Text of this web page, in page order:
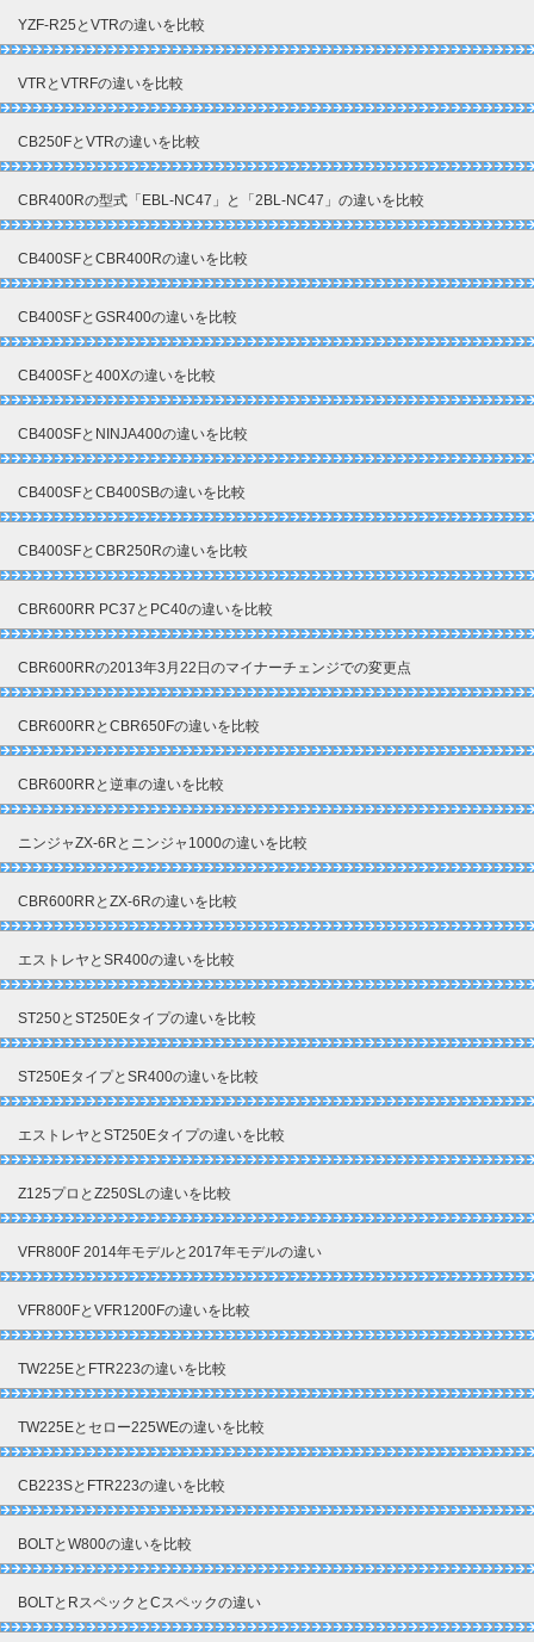
YZF-R25とVTRの違いを比較
VTRとVTRFの違いを比較
CB250FとVTRの違いを比較
CBR400Rの型式「EBL-NC47」と「2BL-NC47」の違いを比較
CB400SFとCBR400Rの違いを比較
CB400SFとGSR400の違いを比較
CB400SFと400Xの違いを比較
CB400SFとNINJA400の違いを比較
CB400SFとCB400SBの違いを比較
CB400SFとCBR250Rの違いを比較
CBR600RR PC37とPC40の違いを比較
CBR600RRの2013年3月22日のマイナーチェンジでの変更点
CBR600RRとCBR650Fの違いを比較
CBR600RRと逆車の違いを比較
ニンジャZX-6Rとニンジャ1000の違いを比較
CBR600RRとZX-6Rの違いを比較
エストレヤとSR400の違いを比較
ST250とST250Eタイプの違いを比較
ST250EタイプとSR400の違いを比較
エストレヤとST250Eタイプの違いを比較
Z125プロとZ250SLの違いを比較
VFR800F 2014年モデルと2017年モデルの違い
VFR800FとVFR1200Fの違いを比較
TW225EとFTR223の違いを比較
TW225Eとセロー225WEの違いを比較
CB223SとFTR223の違いを比較
BOLTとW800の違いを比較
BOLTとRスペックとCスペックの違い